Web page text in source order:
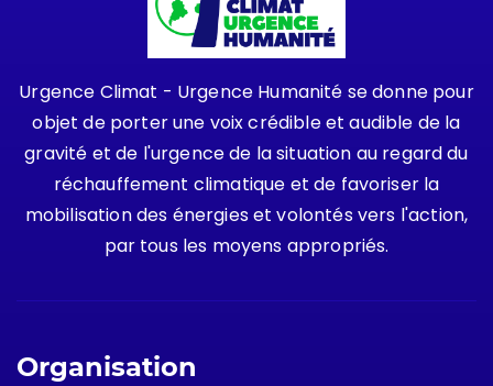
Urgence Climat - Urgence Humanité se donne pour
objet de porter une voix crédible et audible de la
gravité et de l'urgence de la situation au regard du
réchauffement climatique et de favoriser la
mobilisation des énergies et volontés vers l'action,
par tous les moyens appropriés.
Organisation